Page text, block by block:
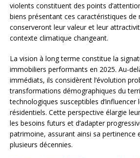
violents constituent des points
biens présentant ces caractéristiques de
conserveront leur valeur et leur
contexte climatique changeant.
La vision à long terme constitue la
immobiliers performants en 2025. Au-
immédiats, ils considèrent l’évolution
transformations démographiques du
technologiques susceptibles d’influencer
résidentiels. Cette perspective élargie
les besoins futurs et d’adapter
patrimoine, assurant ainsi sa pertinence
plusieurs décennies.